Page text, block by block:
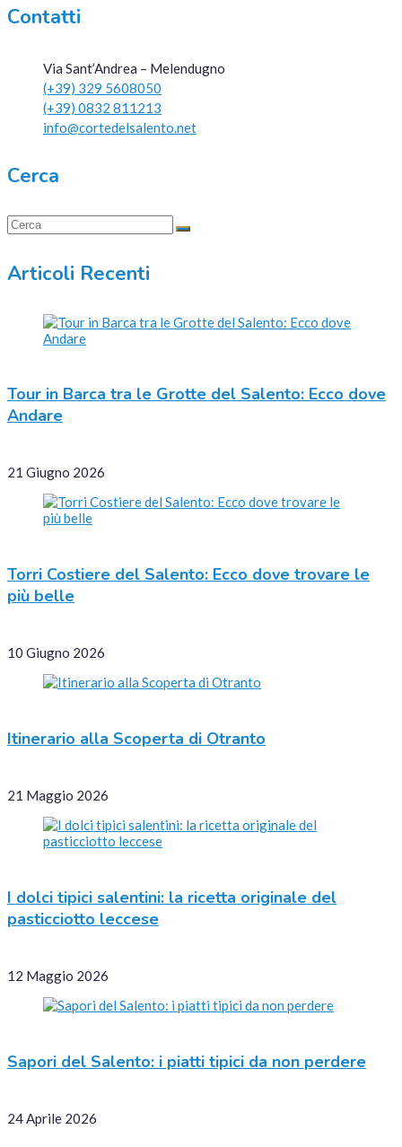
Contatti
Via Sant’Andrea – Melendugno
(+39) 329 5608050
(+39) 0832 811213
info@cortedelsalento.net
Cerca
Articoli Recenti
Tour in Barca tra le Grotte del Salento: Ecco dove
Andare
21 Giugno 2026
Torri Costiere del Salento: Ecco dove trovare le
più belle
10 Giugno 2026
Itinerario alla Scoperta di Otranto
21 Maggio 2026
I dolci tipici salentini: la ricetta originale del
pasticciotto leccese
12 Maggio 2026
Sapori del Salento: i piatti tipici da non perdere
24 Aprile 2026